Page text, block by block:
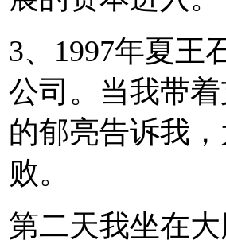
3、1997年夏王
公司。当我带
的郁亮告诉我
败。
第二天我坐在